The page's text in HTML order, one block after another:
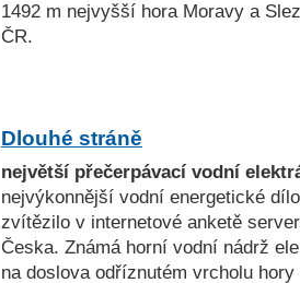
1492 m nejvyšší hora Moravy a
ČR.
Dlouhé stráně
největší přečerpávací vodní
nejvýkonnější vodní energetické
zvítězilo v internetové anketě
Česka. Známá horní vodní nádrž
na doslova odříznutém vrcholu hory